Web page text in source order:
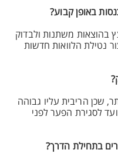
באופן קבוע?
בהוצאות משתנות ולבדוק
נטילת הלוואות חדשות
שכן הריבית עליו גבוהה
לסגירת הפער לפני
בתחילת הדרך?